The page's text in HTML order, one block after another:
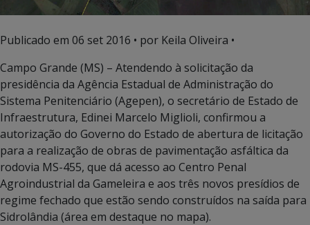
Publicado em 06 set 2016 • por Keila Oliveira •
Campo Grande (MS) – Atendendo à solicitação da
presidência da Agência Estadual de Administração do
Sistema Penitenciário (Agepen), o secretário de Estado de
Infraestrutura, Edinei Marcelo Miglioli, confirmou a
autorização do Governo do Estado de abertura de licitação
para a realização de obras de pavimentação asfáltica da
rodovia MS-455, que dá acesso ao Centro Penal
Agroindustrial da Gameleira e aos três novos presídios de
regime fechado que estão sendo construídos na saída para
Sidrolândia (área em destaque no mapa).